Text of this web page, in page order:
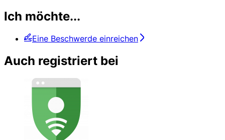
Ich möchte...
Eine Beschwerde einreichen
Auch registriert bei